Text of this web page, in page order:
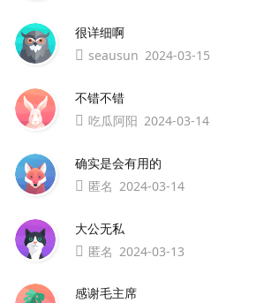
很详细啊
seausun 2024-03-15
不错不错
吃瓜阿阳 2024-03-14
确实是会有用的
匿名 2024-03-14
大公无私
匿名 2024-03-13
感谢毛主席